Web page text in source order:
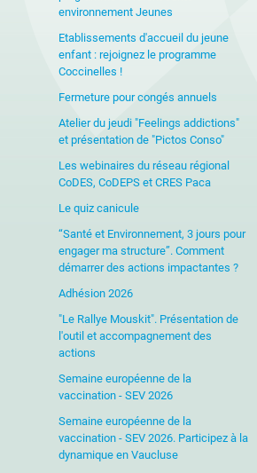
environnement Jeunes
Etablissements d'accueil du jeune
enfant : rejoignez le programme
Coccinelles !
Fermeture pour congés annuels
Atelier du jeudi "Feelings addictions"
et présentation de "Pictos Conso"
Les webinaires du réseau régional
CoDES, CoDEPS et CRES Paca
Le quiz canicule
“Santé et Environnement, 3 jours pour
engager ma structure”. Comment
démarrer des actions impactantes ?
Adhésion 2026
"Le Rallye Mouskit". Présentation de
l'outil et accompagnement des
actions
Semaine européenne de la
vaccination - SEV 2026
Semaine européenne de la
vaccination - SEV 2026. Participez à la
dynamique en Vaucluse